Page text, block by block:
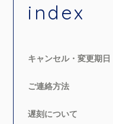
index
キャンセル・変更期日
ご連絡方法
遅刻について